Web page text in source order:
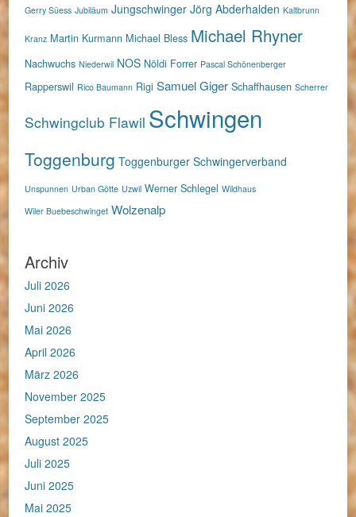
Gerry Süess Jubiläum Jungschwinger Jörg Abderhalden Kaltbrunn
Kranz Martin Kurmann Michael Bless Michael Rhyner
Nachwuchs Niederwil NOS Nöldi Forrer Pascal Schönenberger
Rapperswil Rico Baumann Rigi Samuel Giger Schaffhausen Scherrer
Schwingclub Flawil Schwingen
Toggenburg Toggenburger Schwingerverband
Unspunnen Urban Götte Uzwil Werner Schlegel Wildhaus
Wiler Buebeschwinget Wolzenalp
Archiv
Juli 2026
Juni 2026
Mai 2026
April 2026
März 2026
November 2025
September 2025
August 2025
Juli 2025
Juni 2025
Mai 2025